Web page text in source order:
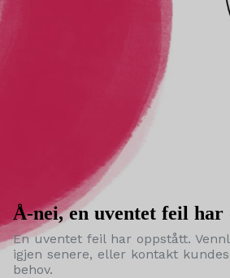
Å-nei, en uventet feil har
En uventet feil har oppstått.
igjen senere, eller kontakt
behov.